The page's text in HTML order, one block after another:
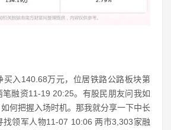
买入140.68万元，位居铁路公路板块第
笔融资11-19 20:25。有股民朋友问我如
何把握入场时机。那我就分享一下中长
找领军人物11-07 10:06 两市3,303家融